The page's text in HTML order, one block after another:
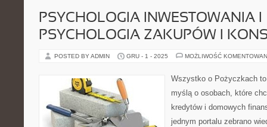
PSYCHOLOGIA INWESTOWANIA I
PSYCHOLOGIA ZAKUPÓW I
POSTED BY ADMIN GRU - 1 - 2025 MOŻLIWOŚĆ
Wszystko o Pożyczkach
myślą o osobach, które
kredytów i domowych
jednym portalu zebrano